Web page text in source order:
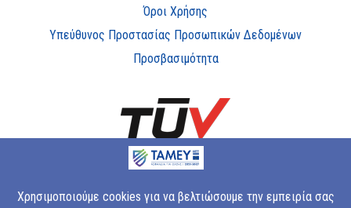
Όροι Χρήσης
Υπεύθυνος Προστασίας Προσωπικών Δεδομένων
Προσβασιμότητα